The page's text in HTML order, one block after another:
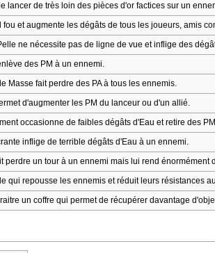
lancer de très loin des pièces d'or factices sur un
fou et augmente les dégâts de tous les joueurs, amis
ne nécessite pas de ligne de vue et inflige des
des PM à un ennemi.
Masse fait perdre des PA à tous les ennemis.
d'augmenter les PM du lanceur ou d'un allié.
occasionne de faibles dégâts d'Eau et retire des
inflige de terrible dégâts d'Eau à un ennemi.
perdre un tour à un ennemi mais lui rend énormément
qui repousse les ennemis et réduit leurs résistances
un coffre qui permet de récupérer davantage